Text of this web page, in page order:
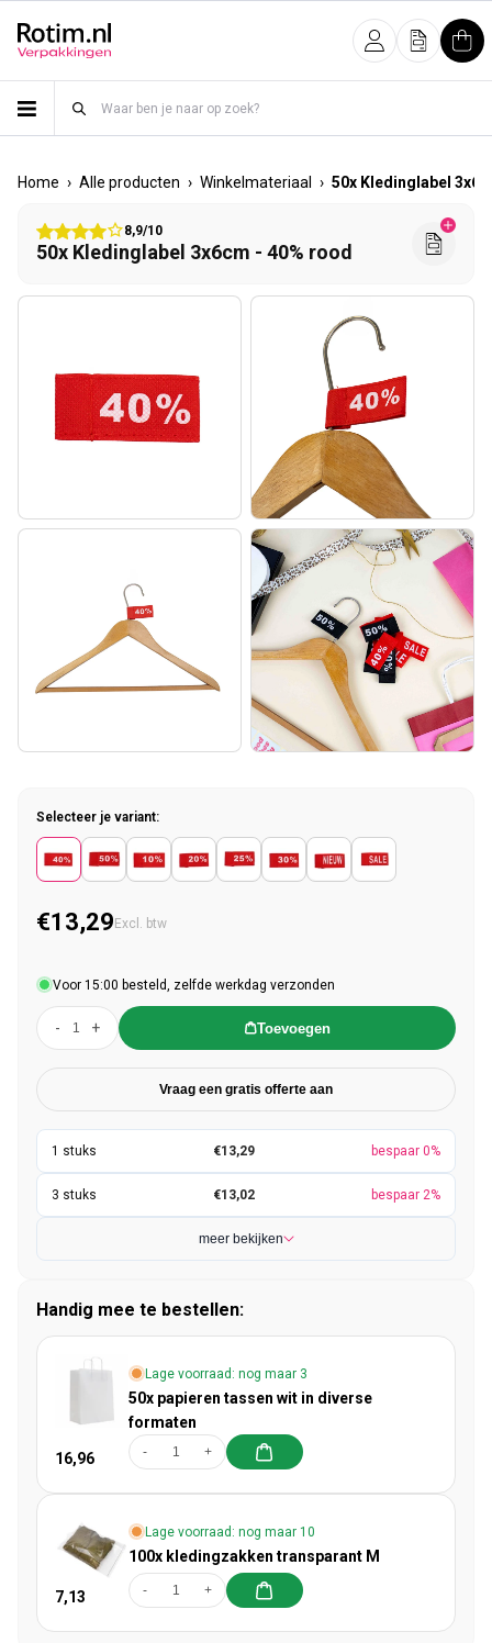
InloggenOfferte
Home › Alle producten › Winkelmateriaal › 50x Kledinglabel
8,9/10
50x Kledinglabel 3x6cm - 40% rood
Selecteer je variant:
Normale prijs
€13,29 Excl. btw
Voor 15:00 besteld, zelfde werkdag verzonden
- + Toevoegen
Vraag een gratis offerte aan
€13,29 bespaar 0%
€13,02 bespaar 2%
meer bekijken
Handig mee te bestellen:
16,96
Lage voorraad: nog maar 3
50x papieren tassen wit in diverse
formaten
- +
7,13
Lage voorraad: nog maar 10
100x kledingzakken transparant M
- +